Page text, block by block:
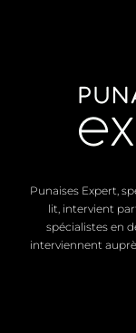
Punaises Expert,
lit, intervient
spécialistes en
interviennent